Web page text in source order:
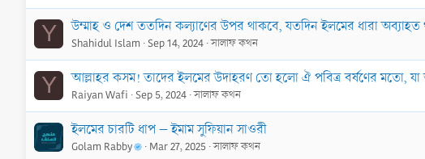
Y উম্মাহ ও দেশ ততদিন কল্যাণের উপর থাকবে, যতদিন ইলমের ধারা অব্যাহত
Shahidul Islam Sep 14, 2024 সালাফ কথন
Y আল্লাহর কসম! তাদের ইলমের উদাহরণ তো হলো ঐ পবিত্র বর্ষণের মতো,
Raiyan Wafi Sep 5, 2024 সালাফ কথন
ইলমের চারটি ধাপ – ইমাম সুফিয়ান সাওরী
Golam Rabby Mar 27, 2025 সালাফ কথন